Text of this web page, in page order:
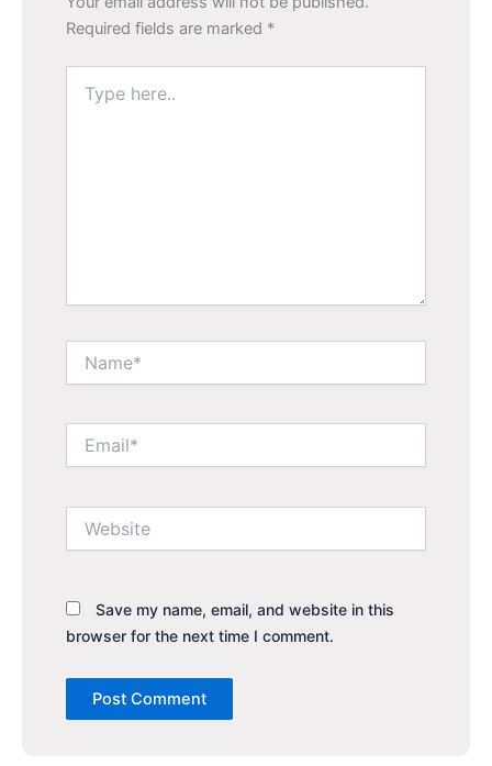
Required fields are marked *
here..
Save my name, email, and website in this
browser for the next time I comment.